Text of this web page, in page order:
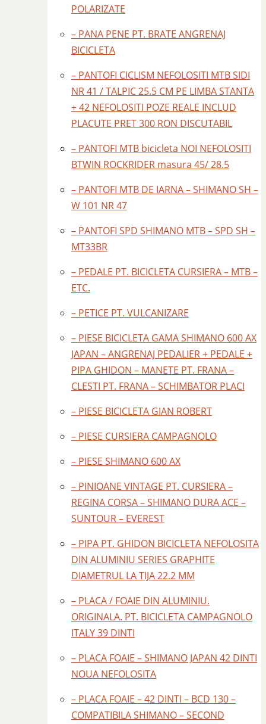
POLARIZATE
– PANA PENE PT. BRATE ANGRENAJ
BICICLETA
– PANTOFI CICLISM NEFOLOSITI MTB SIDI
NR 41 / TALPIC 25.5 CM PE LIMBA STANTA
+ 42 NEFOLOSITI POZE REALE INCLUD
PLACUTE PRET 300 RON DISCUTABIL
– PANTOFI MTB bicicleta NOI NEFOLOSITI
BTWIN ROCKRIDER masura 45/ 28.5
– PANTOFI MTB DE IARNA – SHIMANO SH –
W 101 NR 47
– PANTOFI SPD SHIMANO MTB – SPD SH –
MT33BR
– PEDALE PT. BICICLETA CURSIERA – MTB –
ETC.
– PETICE PT. VULCANIZARE
– PIESE BICICLETA GAMA SHIMANO 600 AX
JAPAN – ANGRENAJ PEDALIER + PEDALE +
PIPA GHIDON – MANETE PT. FRANA –
CLESTI PT. FRANA – SCHIMBATOR PLACI
– PIESE BICICLETA GIAN ROBERT
– PIESE CURSIERA CAMPAGNOLO
– PIESE SHIMANO 600 AX
– PINIOANE VINTAGE PT. CURSIERA –
REGINA CORSA – SHIMANO DURA ACE –
SUNTOUR – EVEREST
– PIPA PT. GHIDON BICICLETA NEFOLOSITA
DIN ALUMINIU SERIES GRAPHITE
DIAMETRUL LA TIJA 22.2 MM
– PLACA / FOAIE DIN ALUMINIU.
ORIGINALA. PT. BICICLETA CAMPAGNOLO
ITALY 39 DINTI
– PLACA FOAIE – SHIMANO JAPAN 42 DINTI
NOUA NEFOLOSITA
– PLACA FOAIE – 42 DINTI – BCD 130 –
COMPATIBILA SHIMANO – SECOND